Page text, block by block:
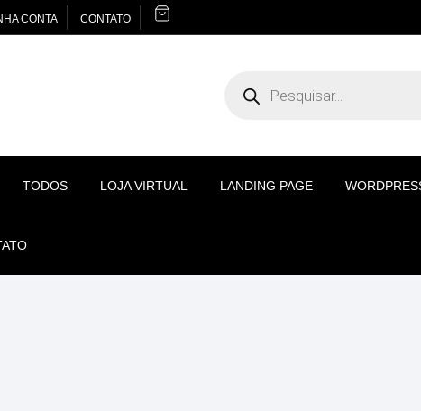
CONTA CONTATO
produtos
TODOS LOJA VIRTUAL LANDING PAGE